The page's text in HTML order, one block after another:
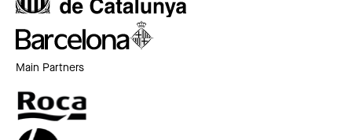
Main Partners